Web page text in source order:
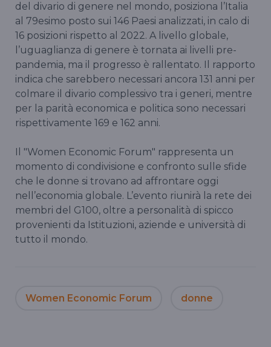
del divario di genere nel mondo, posiziona l’Italia
al 79esimo posto sui 146 Paesi analizzati, in calo di
16 posizioni rispetto al 2022. A livello globale,
l’uguaglianza di genere è tornata ai livelli pre-
pandemia, ma il progresso è rallentato. Il rapporto
indica che sarebbero necessari ancora 131 anni per
colmare il divario complessivo tra i generi, mentre
per la parità economica e politica sono necessari
rispettivamente 169 e 162 anni.
Il "Women Economic Forum" rappresenta un
momento di condivisione e confronto sulle sfide
che le donne si trovano ad affrontare oggi
nell’economia globale. L’evento riunirà la rete dei
membri del G100, oltre a personalità di spicco
provenienti da Istituzioni, aziende e università di
tutto il mondo.
Women Economic Forum donne